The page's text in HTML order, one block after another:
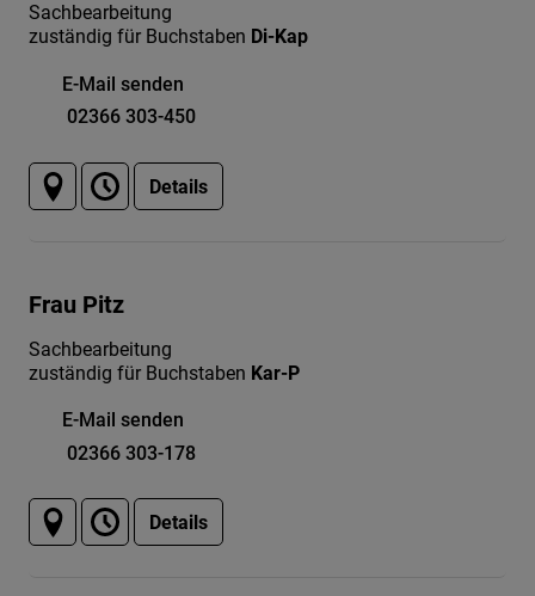
Sachbearbeitung
zuständig für Buchstaben Di-Kap
E-Mail senden
02366 303-450
Details
Frau Pitz
Sachbearbeitung
zuständig für Buchstaben Kar-P
E-Mail senden
02366 303-178
Details